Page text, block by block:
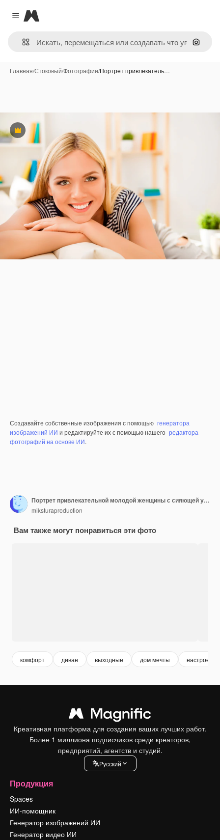
Close menu
Magnific
Поиск
Главная/Стоковый/Фотографии/Портрет привлекатель…
Премиум
Создавайте собственные изображения с помощью генератора
изображений ИИ и редактируйте их с помощью нашего редактора
фотографий на основе ИИ.
Портрет привлекательной молодой женщины с сияющей улыбкой, отдыхающей дома
miksturaproduction
Вам также могут понравиться эти фото
комфорт диван выходные дом мечты настроение
Креативная платформа для создания ваших лучших работ.
Более 1 миллиона подписчиков среди креаторов,
предприятий, агентств и студий.
Pусский
Продукция
Spaces
ИИ-помощник
Генератор изображений ИИ
Генератор видео ИИ